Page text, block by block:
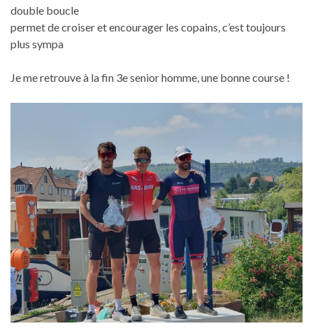
double boucle
permet de croiser et encourager les copains, c’est toujours
plus sympa
Je me retrouve à la fin 3e senior homme, une bonne course !